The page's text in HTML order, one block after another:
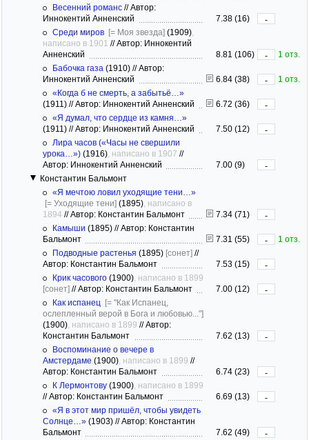
Весенний романс //Автор:
Иннокентий Анненский
7.38 (16)
-
Среди миров [= Моя звезда] (1909)
написано в 1901 //Автор: Иннокентий
Анненский
8.81 (106) -
1 отз.
Бабочка газа (1910) //Автор:
Иннокентий Анненский
6.84 (38) -
1 отз.
«Когда б не смерть, а забытьё…»
(1911) //Автор: Иннокентий Анненский 6.72 (36)
-
«Я думал, что сердце из камня…»
(1911) //Автор: Иннокентий Анненский 7.50 (12)
-
Лира часов («Часы не свершили
урока…») (1916) , написано в 1907 //
Автор: Иннокентий Анненский
7.00 (9)
-
Константин Бальмонт
«Я мечтою ловил уходящие тени…»
[= Уходящие тени] (1895) , написано в
1894 //Автор: Константин Бальмонт 7.34 (71)
-
Камыши (1895) //Автор: Константин
Бальмонт
7.31 (55) -
1 отз.
Подводные растенья (1895) [сонет] //
Автор: Константин Бальмонт
7.53 (15)
-
Крик часового (1900) , написано в 1899
[сонет] //Автор: Константин Бальмонт 7.00 (12)
-
Как испанец [= "Как Испанец,
ослепленный верой в Бога и любовью..."]
(1900) , написано в 1899 //Автор:
Константин Бальмонт
7.62 (13)
-
Воспоминание о вечере в
Амстердаме (1900) , написано в 1899 //
Автор: Константин Бальмонт
6.74 (23)
-
К Лермонтову (1900) , написано в 1899
//Автор: Константин Бальмонт 6.69 (13)
-
«Я в этот мир пришёл, чтобы увидеть
Солнце…» (1903) //Автор: Константин
Бальмонт
7.62 (49)
-